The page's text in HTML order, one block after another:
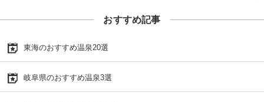
おすすめ記事
東海のおすすめ温泉20選
岐阜県のおすすめ温泉3選